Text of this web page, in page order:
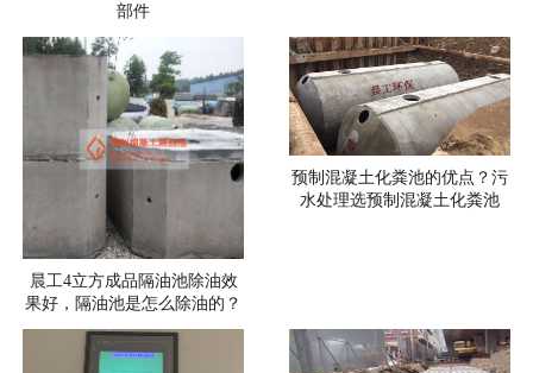
部件
晨工4立方成品隔油池除油效
果好，隔油池是怎么除油的？
预制混凝土化粪池的优点？污
水处理选预制混凝土化粪池